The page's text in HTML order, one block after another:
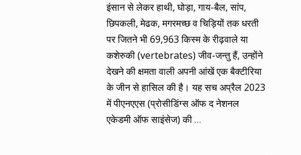
इंसान से लेकर हाथी, घोड़ा, गाय-बैल, सांप,
छिपकली, मेढक, मगरमच्छ व चिड़ियों तक धरती
पर जितने भी 69,963 किस्म के रीढ़वाले या
कशेरुकी (vertebrates) जीव-जन्तु हैं, उन्होंने
देखने की क्षमता वाली अपनी आंखें एक बैक्टीरिया
के जीन से हासिल की है। यह सच अप्रैल 2023
में पीएनएएस (प्रोसीडिंग्स ऑफ द नेशनल
एकेडमी ऑफ साइंसेज) की…